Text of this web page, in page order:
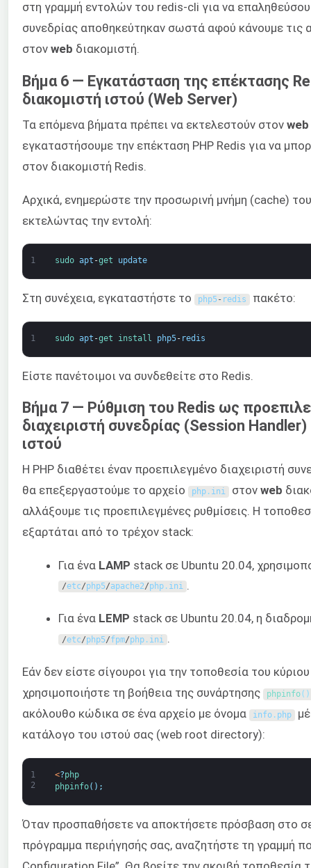
στη γραμμή εντολών του redis-cli για να
συνεδρίας αποθηκεύτηκαν σωστά αφού κάνουμε τις
στον web διακομιστή.
Βήμα 6 — Εγκατάσταση της επέκτασης
διακομιστή ιστού (Web Server)
Τα επόμενα βήματα πρέπει να εκτελεστούν στον web
εγκαταστήσουμε την επέκταση PHP Redis για να
στον διακομιστή Redis.
Αρχικά, ενημερώστε την προσωρινή μνήμη (cache)
εκτελώντας την εντολή:
1 sudo apt -get update
Στη συνέχεια, εγκαταστήστε το php5 - redis πακέτο:
1 sudo apt -get install php5- redis
Είστε πανέτοιμοι να συνδεθείτε στο Redis.
Βήμα 7 — Ρύθμιση του Redis ως
διαχειριστή συνεδρίας (Session
ιστού
Η PHP διαθέτει έναν προεπιλεγμένο διαχειριστή
θα επεξεργαστούμε το αρχείο
php. ini στον web
αλλάξουμε τις προεπιλεγμένες ρυθμίσεις. Η
εξαρτάται από το τρέχον stack:
Για ένα LAMP stack σε Ubuntu 20.04,
/etc/php5/apache2/php. ini .
Για ένα LEMP stack σε Ubuntu 20.04, η
/etc/php5/fpm/php. ini .
Εάν δεν είστε σίγουροι για την τοποθεσία του
χρησιμοποιήστε τη βοήθεια της συνάρτησης
phpinfo( )
ακόλουθο κώδικα σε ένα αρχείο με όνομα info. php
κατάλογο του ιστού σας (web root directory):
1
2
<?php
phpinfo( ) ;
Όταν προσπαθήσετε να αποκτήσετε πρόσβαση στο
πρόγραμμα περιήγησής σας, αναζητήστε τη γραμμή